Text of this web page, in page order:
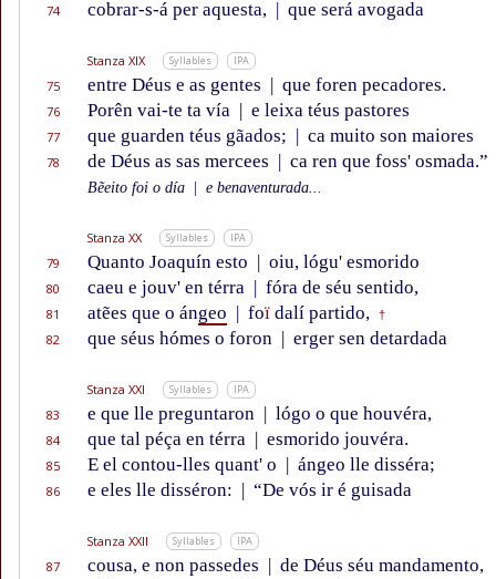
74 cobrar-s-á per aquesta, | que será avogada
Stanza XIX Syllables IPA
75 entre Déus e as gentes | que foren pecadores.
76 Porên vai-te ta vía | e leixa téus pastores
77 que guarden téus gãados; | ca muito son maiores
78 de Déus as sas mercees | ca ren que foss' osmada.”
Bẽeito foi o día e benaventurada...
Stanza XX Syllables IPA
79 Quanto Joaquín esto | oiu, lógu' esmorido
80 caeu e jouv' en térra | fóra de séu sentido,
81 atẽes que o ángeo | foï dalí partido, †
82 que séus hómes o foron | erger sen detardada
Stanza XXI Syllables IPA
83 e que lle preguntaron | lógo o que houvéra,
84 que tal péça en térra | esmorido jouvéra.
85 E el contou-lles quant' o | ángeo lle disséra;
86 e eles lle disséron: | “De vós ir é guisada
Stanza XXII Syllables IPA
87 cousa, e non passedes | de Déus séu mandamento,